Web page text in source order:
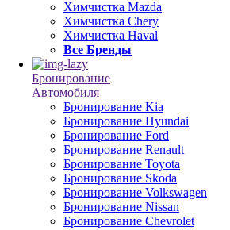
Химчистка Mazda
Химчистка Chery
Химчистка Haval
Все Бренды
Бронирование
Автомобиля
Бронирование Kia
Бронирование Hyundai
Бронирование Ford
Бронирование Renault
Бронирование Toyota
Бронирование Skoda
Бронирование Volkswagen
Бронирование Nissan
Бронирование Chevrolet